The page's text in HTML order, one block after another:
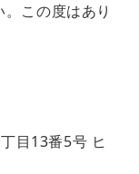
この度はあり
目13番5号 ヒ